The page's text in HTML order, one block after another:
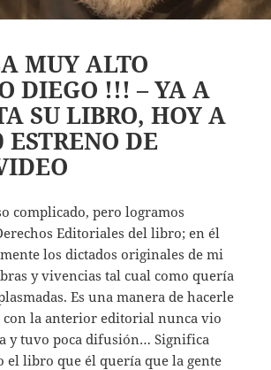
MUY ALTO
DIEGO !!! – YA A
SU LIBRO, HOY A
DE
complicado, pero logramos
Editoriales del libro; en él
los dictados originales de mi
y vivencias tal cual como quería
Es una manera de hacerle
con la anterior editorial nunca vio
y tuvo poca difusión… Significa
el libro que él quería que la gente